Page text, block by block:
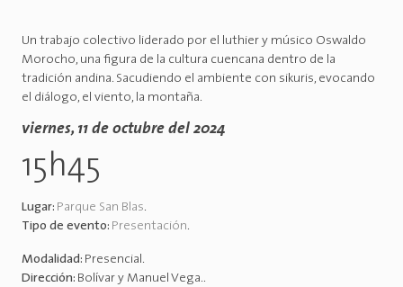
Un trabajo colectivo liderado por el luthier y músico Oswaldo
Morocho, una figura de la cultura cuencana dentro de la
tradición andina. Sacudiendo el ambiente con sikuris, evocando
el diálogo, el viento, la montaña.
viernes, 11 de octubre del 2024
15h45
Lugar: Parque San Blas.
Tipo de evento: Presentación.
Modalidad: Presencial.
Dirección: Bolívar y Manuel Vega..